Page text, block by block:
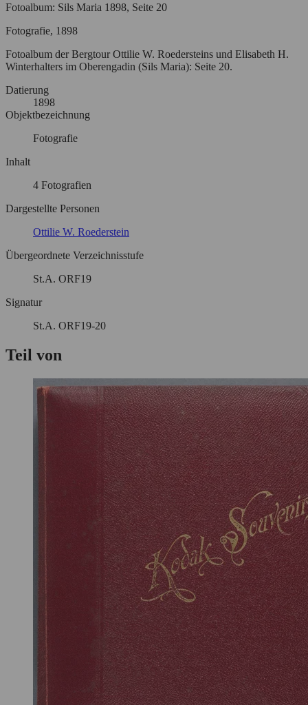
Fotoalbum: Sils Maria 1898, Seite 20
Fotografie, 1898
Fotoalbum der Bergtour Ottilie W. Roedersteins und Elisabeth H.
Winterhalters im Oberengadin (Sils Maria): Seite 20.
Datierung
1898
Objektbezeichnung
Fotografie
Inhalt
4 Fotografien
Dargestellte Personen
Ottilie W. Roederstein
Übergeordnete Verzeichnisstufe
St.A. ORF19
Signatur
St.A. ORF19-20
Teil von